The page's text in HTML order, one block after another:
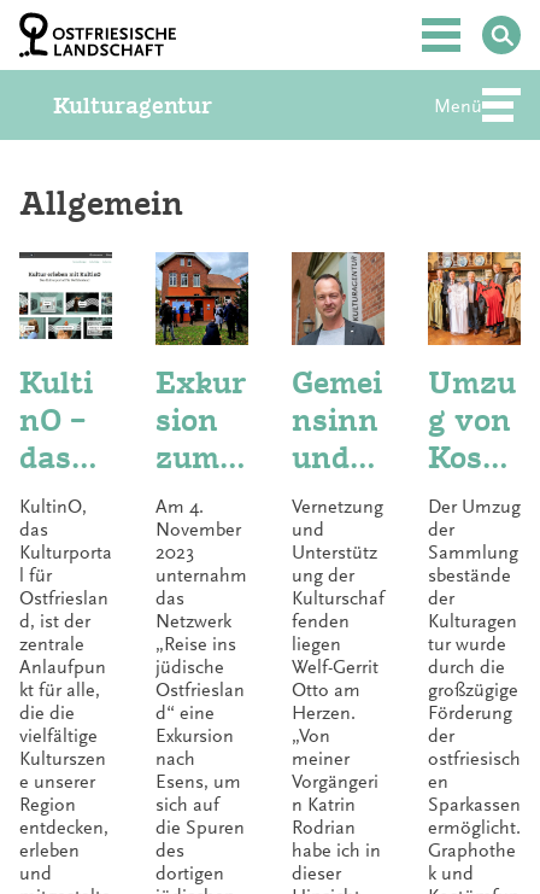
a
Hauptmenü
Kulturagentur Menü
Allgemein
Kulti
nO –
das
Kultu
rport
al für
Ostfri
eslan
d
KultinO,
das
Kulturporta
l für
Ostfrieslan
d, ist der
zentrale
Anlaufpun
kt für alle,
die die
vielfältige
Kulturszen
e unserer
Region
entdecken,
erleben
und
Exkur
sion
zum
jüdisc
hen
Muse
um
„Aug
ust-
Gotts
chalk-
Haus“
Am 4.
November
2023
unternahm
das
Netzwerk
„Reise ins
jüdische
Ostfrieslan
d“ eine
Exkursion
nach
Esens, um
sich auf
die Spuren
des
dortigen
Gemei
nsinn
und
Verne
tzung
im
Zeich
en
von
Kunst
und
Kultu
r
Vernetzung
und
Unterstütz
ung der
Kulturschaf
fenden
liegen
Welf-Gerrit
Otto am
Herzen.
„Von
meiner
Vorgängeri
n Katrin
Rodrian
habe ich in
dieser
Umzu
g von
Kostü
mfun
dus
und
Graph
othek
Der Umzug
der
Sammlung
sbestände
der
Kulturagen
tur wurde
durch die
großzügige
Förderung
der
ostfriesisch
en
Sparkassen
ermöglicht.
Graphothe
k und